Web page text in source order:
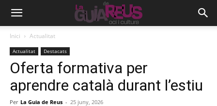
Inici Actualitat
Actualitat Destacats
Oferta formativa per
aprendre català durant l’estiu
Per La Guia de Reus - 25 juny, 2026